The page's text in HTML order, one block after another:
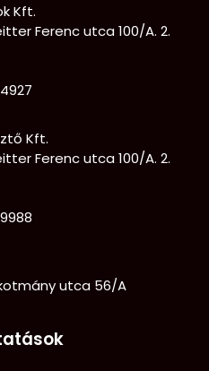
Kft.
Ferenc utca 100/A. 2.
Kft.
Ferenc utca 100/A. 2.
utca 56/A